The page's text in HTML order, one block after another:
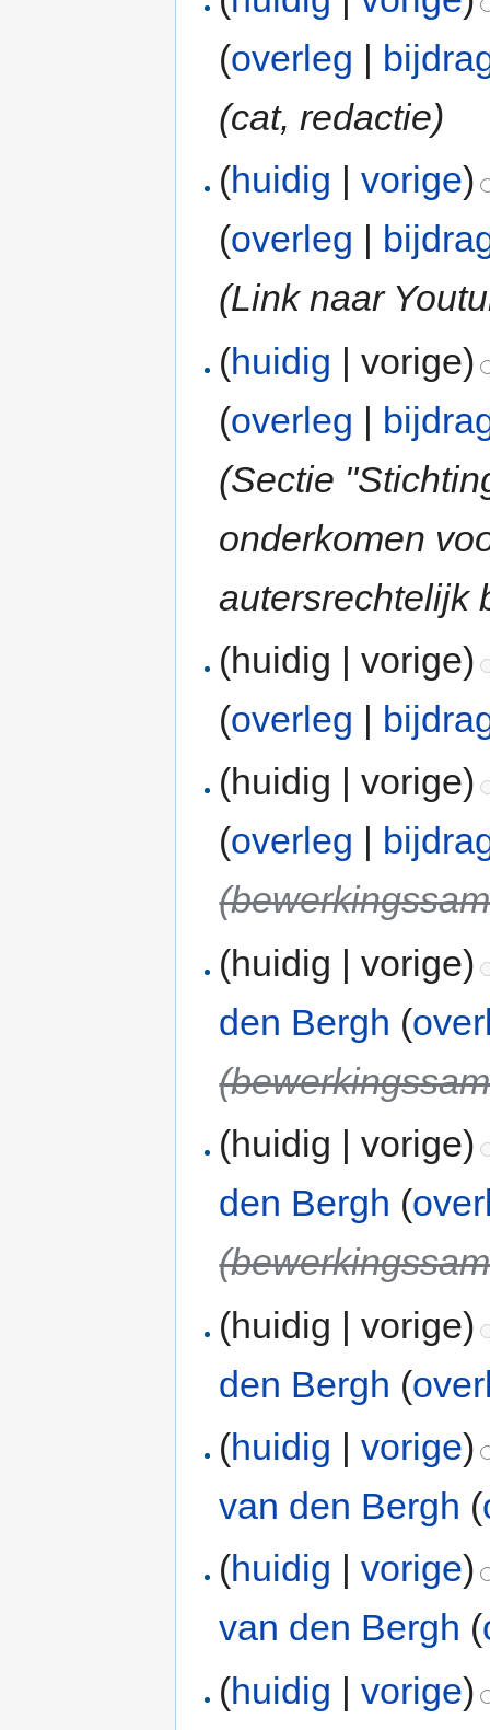
(overleg |
(cat, redactie)
(huidig |vorige)
(overleg |
(Link naar
(huidig | vorige)
(overleg |
(Sectie
onderkomen
autersrechtelijk
(huidig | vorige)
(overleg |
(huidig | vorige)
(overleg
(huidig | vorige)
den Bergh (
(huidig | vorige)
den Bergh (
(huidig | vorige)
den Bergh (
(huidig |vorige)
van den Bergh (
(huidig |vorige)
van den Bergh (
(huidig |vorige)